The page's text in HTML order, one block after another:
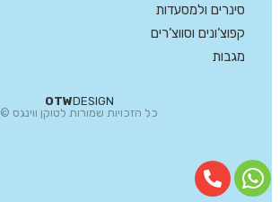
סינרים ולמסעדות
קפוצ’ונים וסווצ’רים
מגבות
OTWDESIGN
כל הזכויות שמורות לטוקן ווינגס ©